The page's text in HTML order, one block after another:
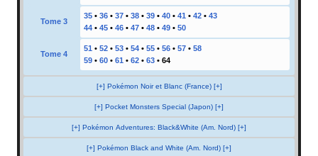
Tome 3
35 • 36 • 37 • 38 • 39 • 40 • 41 • 42 • 43
44 • 45 • 46 • 47 • 48 • 49 • 50
Tome 4
51 • 52 • 53 • 54 • 55 • 56 • 57 • 58
59 • 60 • 61 • 62 • 63 • 64
[+] Pokémon Noir et Blanc (France) [+]
[+] Pocket Monsters Special (Japon) [+]
[+] Pokémon Adventures: Black&White (Am. Nord) [+]
[+] Pokémon Black and White (Am. Nord) [+]